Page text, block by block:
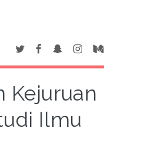
Kejuruan
Ilmu